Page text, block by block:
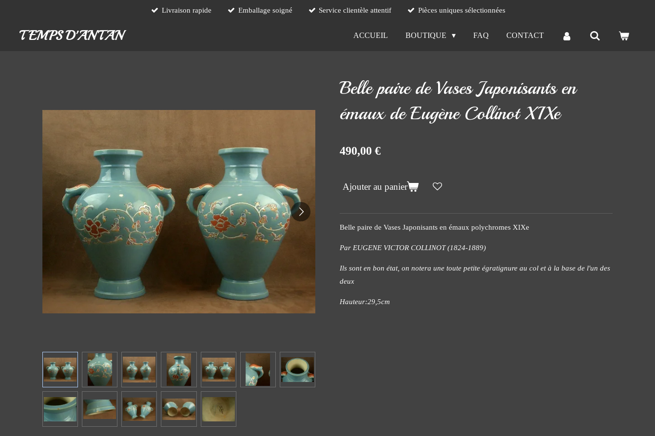
contenu
Livraison rapide Emballage soigné Service clientèle attentif Pièces uniques sélectionnées
TEMPS D'ANTAN ACCUEIL BOUTIQUE FAQ CONTACT
Belle paire de Vases Japonisants en
émaux de Eugène Collinot XIXe
490,00 €
Ajouter au panier
Belle paire de Vases Japonisants en émaux polychromes XIXe
Par EUGENE VICTOR COLLINOT (1824-1889)
Ils sont en bon état, on notera une toute petite égratignure au col et à la base de l'un des
deux
Hauteur:29,5cm